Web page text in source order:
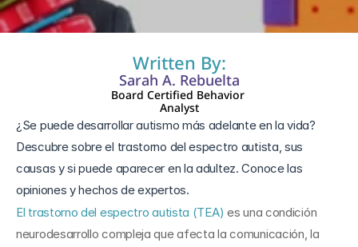
Written By:
Sarah A. Rebuelta
Board Certified Behavior
Analyst
¿Se puede desarrollar autismo más adelante en la vida?
Descubre sobre el trastorno del espectro autista, sus
causas y si puede aparecer en la adultez. Conoce las
opiniones y hechos de expertos.
El trastorno del espectro autista (TEA) es una condición
neurodesarrollo compleja que afecta la comunicación, la